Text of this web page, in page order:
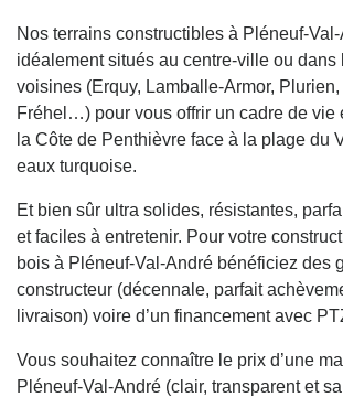
Nos terrains constructibles à Pléneuf-
idéalement situés au centre-ville ou dans
voisines (Erquy, Lamballe-Armor,
Fréhel…) pour vous offrir un cadre de vie
la Côte de Penthièvre face à la plage du
eaux turquoise.
Et bien sûr ultra solides, résistantes,
et faciles à entretenir. Pour votre
bois à Pléneuf-Val-André bénéficiez des
constructeur (décennale, parfait
livraison) voire d’un financement avec
Vous souhaitez connaître le prix d’une
Pléneuf-Val-André (clair, transparent et